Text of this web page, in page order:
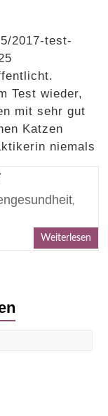
2017-test-
Test wieder,
mit sehr gut
Katzen
niemals
,
Weiterlesen